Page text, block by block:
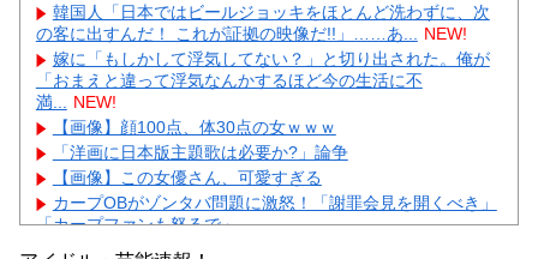
韓国人「日本ではビールジョッキをほとんど洗わずに、次
の客に出すんだ！ これが証拠の映像だ!!」……あ...
NEW!
嫁に「もしかして浮気してない？」と切り出された。俺が
「おまえと違って浮気なんかするほど今の生活に不
満...
NEW!
【画像】顔100点、体30点の女ｗｗｗ
「洋画に日本版主題歌は必要か?」論争
【画像】この女優さん、可愛すぎる
カープOBがゾンタバ問題に激怒！「謝罪会見を開くべき」
「カープファンも怒るで」
【画像】顔100点、体30点の女ｗｗｗ